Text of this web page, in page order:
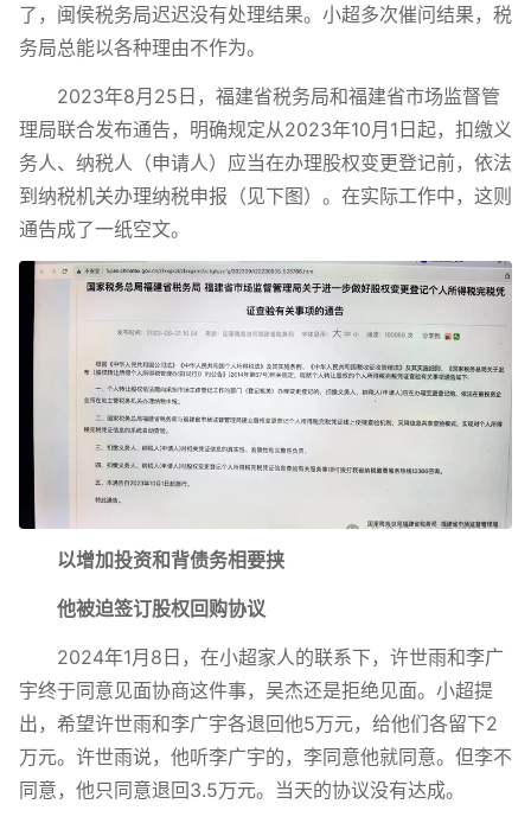
了，闽侯税务局迟迟没有处理结果。小超多次催问结果，税
务局总能以各种理由不作为。
2023年8月25日，福建省税务局和福建省市场监督管
理局联合发布通告，明确规定从2023年10月1日起，扣缴义
务人、纳税人（申请人）应当在办理股权变更登记前，依法
到纳税机关办理纳税申报（见下图）。在实际工作中，这则
通告成了一纸空文。
以增加投资和背债务相要挟
他被迫签订股权回购协议
2024年1月8日，在小超家人的联系下，许世雨和李广
宇终于同意见面协商这件事，吴杰还是拒绝见面。小超提
出，希望许世雨和李广宇各退回他5万元，给他们各留下2
万元。许世雨说，他听李广宇的，李同意他就同意。但李不
同意，他只同意退回3.5万元。当天的协议没有达成。